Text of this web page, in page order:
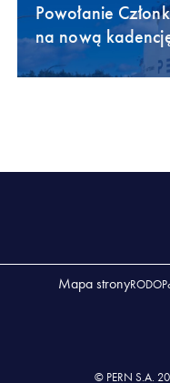
Powołanie
na nową
Mapa stronyRODO
© PERN S.A.